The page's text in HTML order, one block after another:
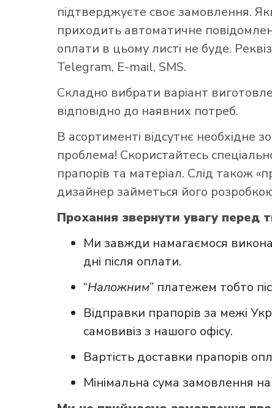
підтверджуєте своє замовлення.
приходить автоматичне
оплати в цьому листі не буде.
Telegram, E-mail, SMS.
Складно вибрати варіант
відповідно до наявних потреб.
В асортименті відсутнє
проблема! Скористайтесь
прапорів та матеріал. Слід також
дизайнер займеться його
Прохання звернути увагу перед
Ми завжди намагаємося
дні після оплати.
“Наложним” платежем тобто
Відправки прапорів за межі
самовивіз з нашого офісу.
Вартість доставки прапорів
Мінімальна сума замовлення